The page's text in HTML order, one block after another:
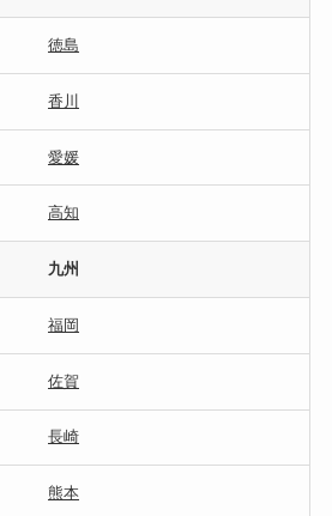
徳島
香川
愛媛
高知
九州
福岡
佐賀
長崎
熊本